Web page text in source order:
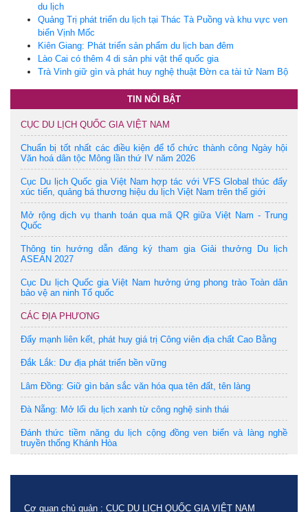
du lịch
Quảng Trị phát triển du lịch tại Thác Tà Puồng và khu vực ven
biển Vịnh Mốc
Kiên Giang: Phát triển sản phẩm du lịch ban đêm
Lào Cai có thêm 4 di sản phi vật thể quốc gia
Trà Vinh giữ gìn và phát huy nghệ thuật Đờn ca tài tử Nam Bộ
TIN NỔI BẬT
CỤC DU LỊCH QUỐC GIA VIỆT NAM
Chuẩn bị tốt nhất các điều kiện để tổ chức thành công Ngày hội
Văn hoá dân tộc Mông lần thứ IV năm 2026
Cục Du lịch Quốc gia Việt Nam hợp tác với VFS Global thúc đẩy
xúc tiến, quảng bá thương hiệu du lịch Việt Nam trên thế giới
Mở rộng dịch vụ thanh toán qua mã QR giữa Việt Nam - Trung
Quốc
Thông tin hướng dẫn đăng ký tham gia Giải thưởng Du lịch
ASEAN 2027
Cục Du lịch Quốc gia Việt Nam hưởng ứng phong trào Toàn dân
bảo vệ an ninh Tổ quốc
CÁC ĐỊA PHƯƠNG
Đẩy mạnh liên kết, phát huy giá trị Công viên địa chất Cao Bằng
Đắk Lắk: Dư địa phát triển bền vững
Lâm Đồng: Giữ gìn bản sắc văn hóa qua tên đất, tên làng
Đà Nẵng: Mở lối du lịch xanh từ công nghệ sinh thái
Đánh thức tiềm năng du lịch cộng đồng ven biển và làng nghề
truyền thống Khánh Hòa
Cơ quan chủ quản : CỤC DU LỊCH QUỐC GIA VIỆT NAM